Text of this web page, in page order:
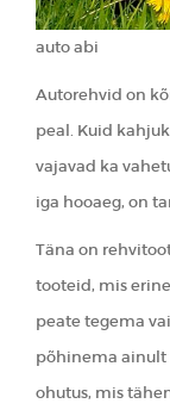
auto abi
Autorehvid on
peal. Kuid
vajavad ka
iga hooaeg, on
Täna on
tooteid, mis
peate tegema
põhinema
ohutus, mis